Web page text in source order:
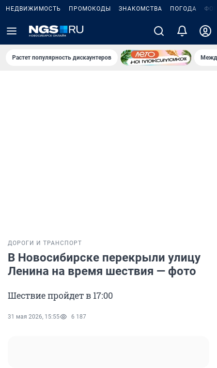
НЕДВИЖИМОСТЬ ПРОМОКОДЫ ЗНАКОМСТВА ПОГОДА
Растет популярность дискаунтеров
ДОРОГИ И ТРАНСПОРТ
В Новосибирске перекрыли улицу
Ленина на время шествия — фото
Шествие пройдет в 17:00
31 мая 2026, 15:55 6 187